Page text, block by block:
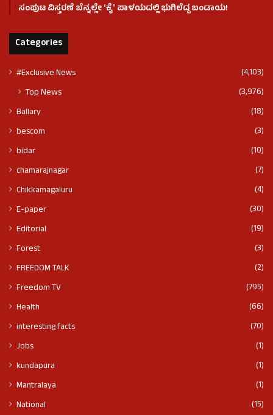
ಸಂಪುಟ ವಿಸ್ತರಣೆ ಬೆನ್ನಲ್ಲೇ ʻಕೈʼ ಪಾಳಯದಲ್ಲಿ ಭುಗಿಲೆದ್ದ ಬಂಡಾಯ!
Categories
#Exclusive News (4,103)
Top News (3,976)
Ballary
(18)
bescom
(3)
bidar
(10)
chamarajnagar
(7)
Chikkamagaluru
(4)
E-paper
(30)
Editorial
(19)
Forest
(3)
FREEDOM TALK
(2)
Freedom TV
(795)
Health
(66)
interesting facts
(70)
Jobs
(1)
kundapura
(1)
Mantralaya
(1)
National
(15)